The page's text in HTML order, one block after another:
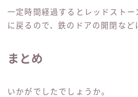
一定時間経過するとレッドスト
に戻るので、鉄のドアの開閉など
まとめ
いかがでしたでしょうか。